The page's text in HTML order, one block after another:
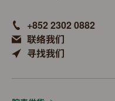
+852 2302 0882
联络我们
寻找我们